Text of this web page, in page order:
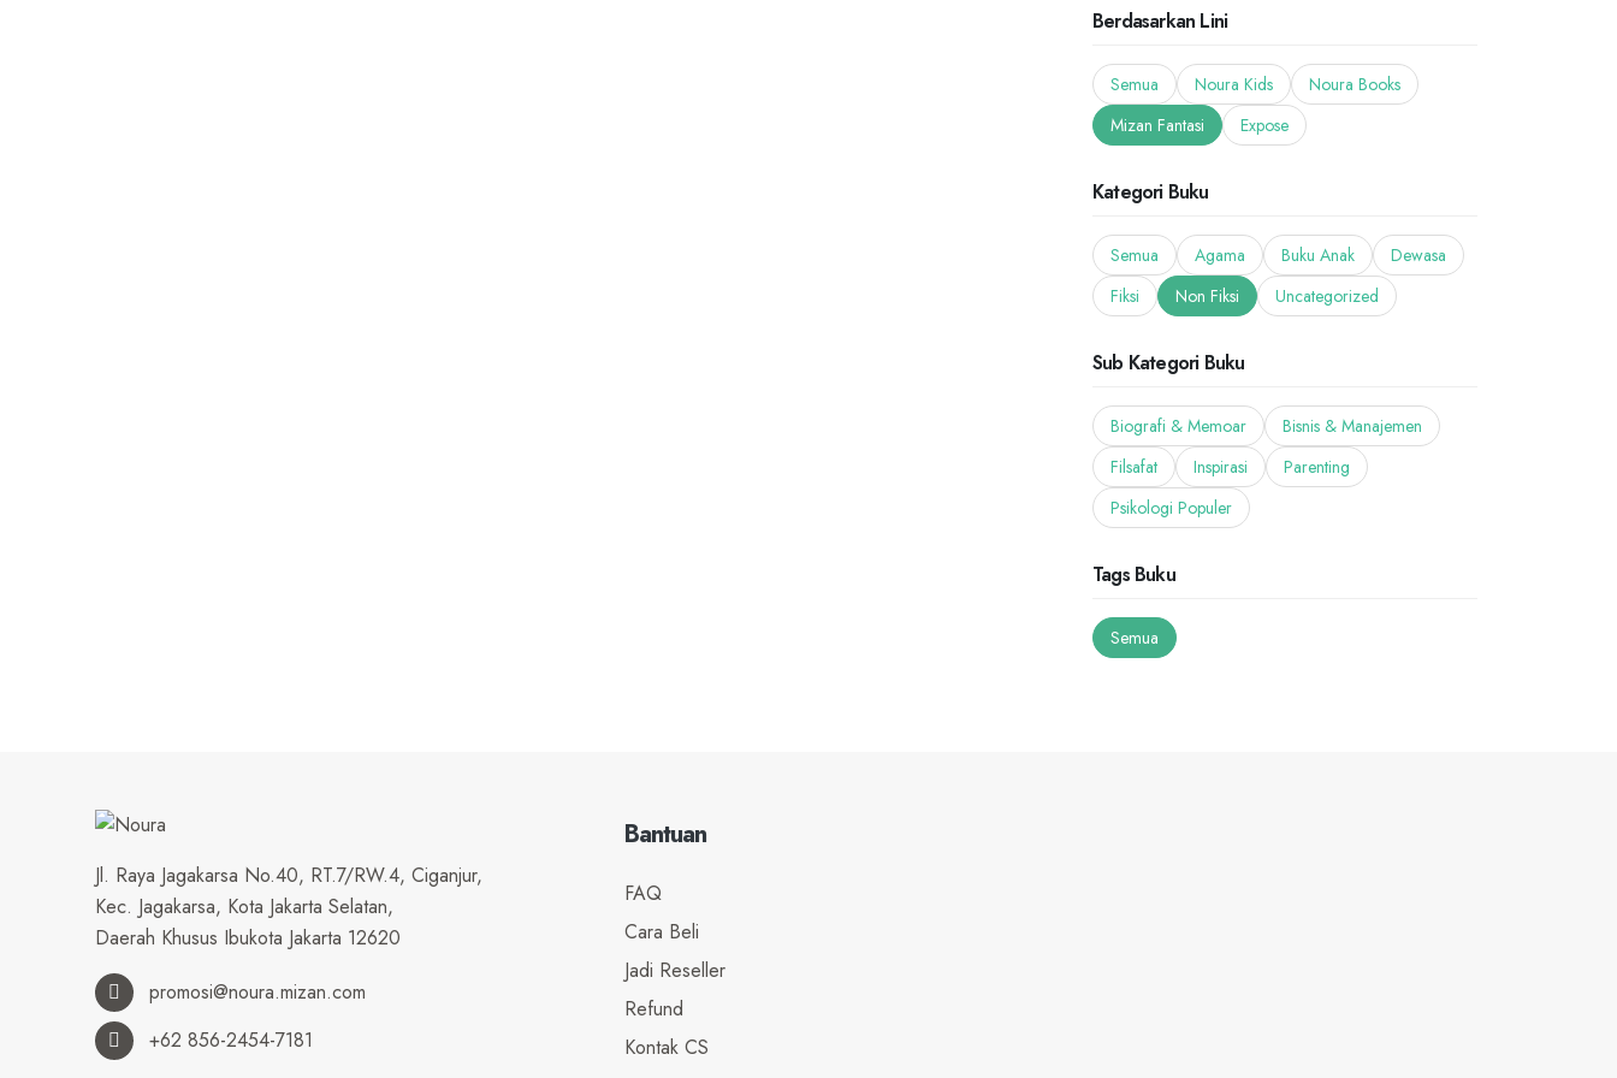
Berdasarkan Lini
Semua Noura Kids
Noura Books
Mizan Fantasi
Expose
Kategori Buku
Semua Agama Buku Anak
Dewasa
Fiksi
Non Fiksi Uncategorized
Sub Kategori Buku
Biografi & Memoar
Bisnis & Manajemen
Filsafat
Inspirasi
Parenting
Psikologi Populer
Tags Buku
Semua
Jl. Raya Jagakarsa No.40, RT.7/RW.4, Ciganjur,
Kec. Jagakarsa, Kota Jakarta Selatan,
Daerah Khusus Ibukota Jakarta 12620
promosi@noura.mizan.com
+62 856-2454-7181
Bantuan
FAQ
Cara Beli
Jadi Reseller
Refund
Kontak CS